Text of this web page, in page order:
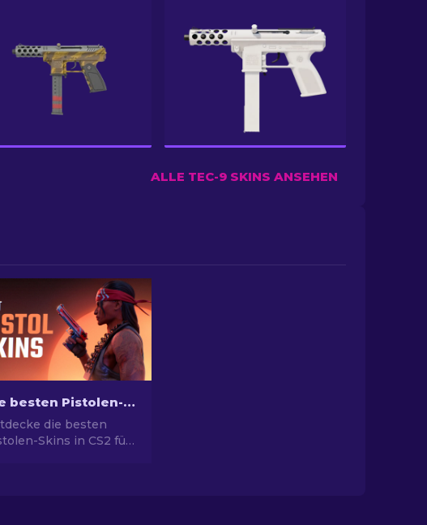
ALLE TEC-9 SKINS ANSEHEN
Die besten Pistolen-Skins in CS2 [2026]
die besten
Skins in CS2 für